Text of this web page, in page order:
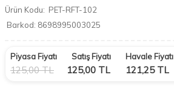
Ürün Kodu: PET-RFT-102
Barkod: 8698995003025
Piyasa Fiyatı
125,00TL
Satış Fiyatı
125,00 TL
Havale Fiyatı
121,25TL